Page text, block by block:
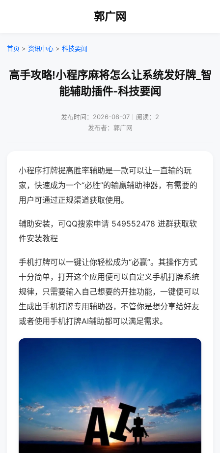
郭广网
首页 > 资讯中心 > 科技要闻
高手攻略!小程序麻将怎么让系统发好牌_智
能辅助插件-科技要闻
发布时间：2026-08-07｜阅读：2
发布者：郭广网
小程序打牌提高胜率辅助是一款可以让一直输的玩
家，快速成为一个“必胜”的输赢辅助神器，有需要的
用户可通过正规渠道获取使用。
辅助安装，可QQ搜索申请 549552478 进群获取软
件安装教程
手机打牌可以一键让你轻松成为“必赢”。其操作方式
十分简单，打开这个应用便可以自定义手机打牌系统
规律，只需要输入自己想要的开挂功能，一键便可以
生成出手机打牌专用辅助器，不管你是想分享给好友
或者使用手机打牌AI辅助都可以满足需求。